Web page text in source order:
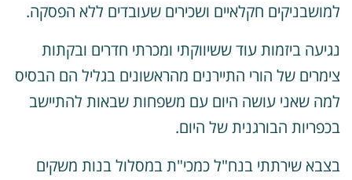
חקלאיים ושכירים שעובדים ללא הפסקה.
ביזמות עוד ששיווקתי ומכרתי חדרים ובקתות
של הורי התיירנים מהראשונים בגליל הם הבסיס
שאני עושה היום עם משפחות שבאות להתיישב
הבורגנית של היום.
שירתתי בנח"ל כמכי"ת במסלול בנות משקים